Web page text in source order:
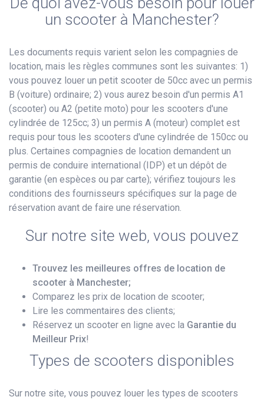
un scooter à Manchester?
Les documents requis varient selon les compagnies de
location, mais les règles communes sont les suivantes: 1)
vous pouvez louer un petit scooter de 50cc avec un permis
B (voiture) ordinaire; 2) vous aurez besoin d'un permis A1
(scooter) ou A2 (petite moto) pour les scooters d'une
cylindrée de 125cc; 3) un permis A (moteur) complet est
requis pour tous les scooters d'une cylindrée de 150cc ou
plus. Certaines compagnies de location demandent un
permis de conduire international (IDP) et un dépôt de
garantie (en espèces ou par carte); vérifiez toujours les
conditions des fournisseurs spécifiques sur la page de
réservation avant de faire une réservation.
Sur notre site web, vous pouvez
Trouvez les meilleures offres de location de
scooter à Manchester;
Comparez les prix de location de scooter;
Lire les commentaires des clients;
Réservez un scooter en ligne avec la Garantie du
Meilleur Prix!
Types de scooters disponibles
Sur notre site, vous pouvez louer les types de scooters